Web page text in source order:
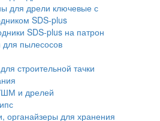
для дрели ключевые с
SDS-plus
SDS-plus на патрон
для пылесосов
строительной тачки
и дрелей
органайзеры для хранения